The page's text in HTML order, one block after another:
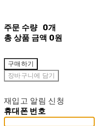
주문 수량 0개
총 상품 금액 0원
구매하기
장바구니에 담기
재입고 알림 신청
휴대폰 번호